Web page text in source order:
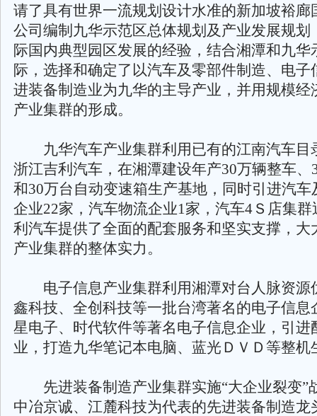
请了具有世界一流规划设计水准的新加坡裕廊
公司编制九华示范区总体规划及产业发展规划
际国内典型园区发展的经验，结合湘潭和九华
际，选择和确定了以汽车及零部件制造、电子
进装备制造业为九华的主导产业，并用规模经
产业集群的形成。
九华汽车产业集群利用已有的江南汽车目
浙江吉利汽车，在湘潭建设年产30万辆整车、
和30万台自动变速箱生产基地，同时引进汽车
企业22家，汽车物流企业1家，汽车4Ｓ店集群
利汽车提供了全面的配套服务和坚实支撑，大
产业集群的整体实力。
电子信息产业集群利用湘潭对台人脉资源
鑫科技、全创科技等一批台湾著名的电子信息
星电子、时代软件等著名电子信息企业，引进
业，打造九华笔记本电脑、蓝光ＤＶＤ等整机
先进装备制造产业集群实施“大企业裂变”
中冶京诚、江麓科技为代表的先进装备制造龙